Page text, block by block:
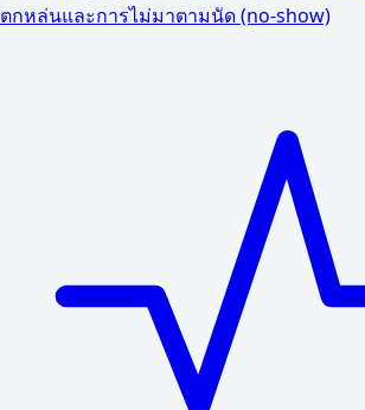
ตกหล่นและการไม่มาตามนัด (no-show)